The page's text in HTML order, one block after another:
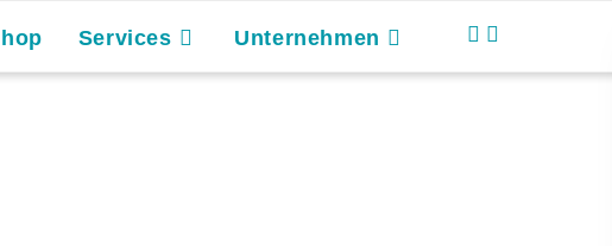
Services Unternehmen